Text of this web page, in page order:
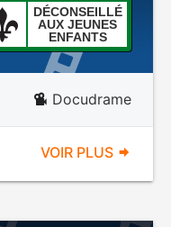
DÉCONSEILLÉ
AUX JEUNES
ENFANTS
Docudrame
VOIR PLUS